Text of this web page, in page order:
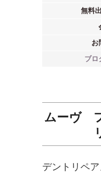
無料
お
ブロ
ムーヴ
デントリペ